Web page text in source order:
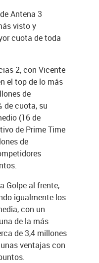
Antena 3
visto y
cuota de toda
2, con Vicente
el top de lo más
de
de cuota, su
(16 de
de Prime Time
de
Golpe al frente,
igualmente los
con un
de la más
de 3,4 millones
ventajas con